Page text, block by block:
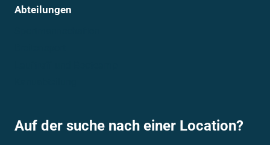
Abteilungen
Auf der suche nach einer Location?